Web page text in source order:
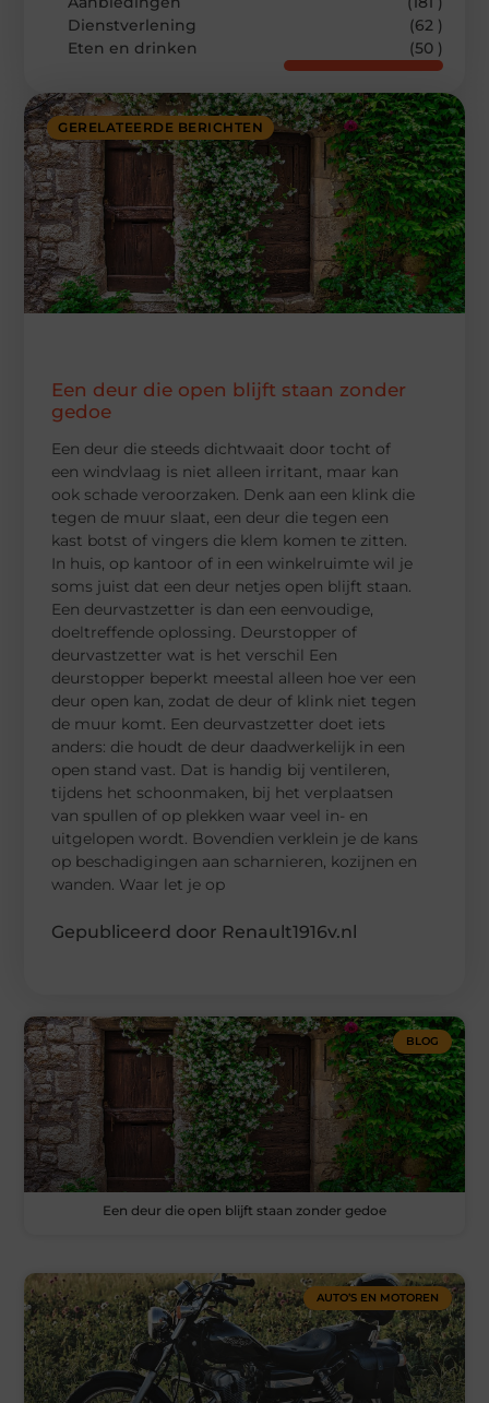
GERELATEERDE BERICHTEN
Een deur die open blijft staan zonder
gedoe
Een deur die steeds dichtwaait door tocht of
een windvlaag is niet alleen irritant, maar kan
ook schade veroorzaken. Denk aan een klink die
tegen de muur slaat, een deur die tegen een
kast botst of vingers die klem komen te zitten.
In huis, op kantoor of in een winkelruimte wil je
soms juist dat een deur netjes open blijft staan.
Een deurvastzetter is dan een eenvoudige,
doeltreffende oplossing. Deurstopper of
deurvastzetter wat is het verschil Een
deurstopper beperkt meestal alleen hoe ver een
deur open kan, zodat de deur of klink niet tegen
de muur komt. Een deurvastzetter doet iets
anders: die houdt de deur daadwerkelijk in een
open stand vast. Dat is handig bij ventileren,
tijdens het schoonmaken, bij het verplaatsen
van spullen of op plekken waar veel in- en
uitgelopen wordt. Bovendien verklein je de kans
op beschadigingen aan scharnieren, kozijnen en
wanden. Waar let je op
Gepubliceerd door Renault1916v.nl
Dienstverlening
(62 )
Eten en drinken
(50 )
BLOG
Een deur die open blijft staan zonder gedoe
AUTO’S EN MOTOREN